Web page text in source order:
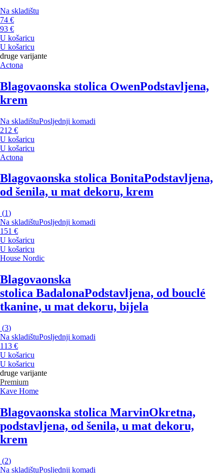
Na skladištu
74 €
93 €
U košaricu
U košaricu
druge varijante
Actona
Blagovaonska stolica OwenPodstavljena,
krem
Na skladištuPosljednji komadi
212 €
U košaricu
U košaricu
Actona
Blagovaonska stolica BonitaPodstavljena,
od šenila, u mat dekoru, krem
(1)
Na skladištuPosljednji komadi
151 €
U košaricu
U košaricu
House Nordic
Blagovaonska
stolica BadalonaPodstavljena, od bouclé
tkanine, u mat dekoru, bijela
(3)
Na skladištuPosljednji komadi
113 €
U košaricu
U košaricu
druge varijante
Premium
Kave Home
Blagovaonska stolica MarvinOkretna,
podstavljena, od šenila, u mat dekoru,
krem
(2)
Na skladištuPosljednji komadi